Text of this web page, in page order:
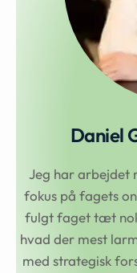
Daniel
Jeg har arbejdet
fokus på fagets
fulgt faget tæt
hvad der mest
med strategisk